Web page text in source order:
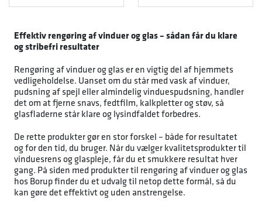
Effektiv rengøring af vinduer og glas – sådan får du klare
og stribefri resultater
Rengøring af vinduer og glas er en vigtig del af hjemmets
vedligeholdelse. Uanset om du står med vask af vinduer,
pudsning af spejl eller almindelig vinduespudsning, handler
det om at fjerne snavs, fedtfilm, kalkpletter og støv, så
glasfladerne står klare og lysindfaldet forbedres.
De rette produkter gør en stor forskel – både for resultatet
og for den tid, du bruger. Når du vælger kvalitetsprodukter til
vinduesrens og glaspleje, får du et smukkere resultat hver
gang. På siden med produkter til rengøring af vinduer og glas
hos Borup finder du et udvalg til netop dette formål, så du
kan gøre det effektivt og uden anstrengelse.